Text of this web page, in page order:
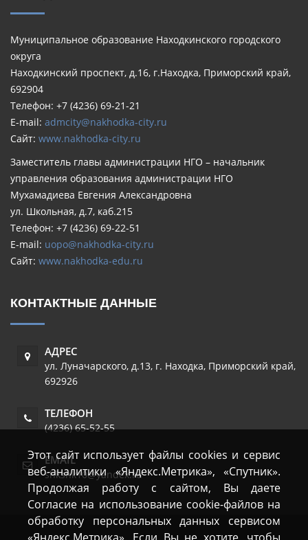
Этот сайт использует файлы cookies и сервис
веб-аналитики «Яндекс.Метрика», «Спутник».
Продолжая работу с сайтом, Вы даете
Согласие на использование cookie-файлов на
обработку персональных данных сервисом
Муниципальное образование Находкинского городского
округа
Находкинский проспект, д.16, г.Находка, Приморский край,
692904
Телефон: +7 (4236) 69-21-21
E-mail: admcity@nakhodka-city.ru
Сайт: www.nakhodka-city.ru
Заместитель главы администрации НГО – начальник
управления образования администрации НГО
Мухамадиева Евгения Александровна
ул. Школьная, д.7, каб.215
Телефон: +7 (4236) 69-22-51
E-mail: uopo@nakhodka-city.ru
Сайт: www.nakhodka-edu.ru
КОНТАКТНЫЕ ДАННЫЕ
АДРЕС
ул. Луначарского, д.13, г. Находка, Приморский край,
692926
ТЕЛЕФОН
(4236) 65-52-55
EMAIL
shkshk10@yandex.ru